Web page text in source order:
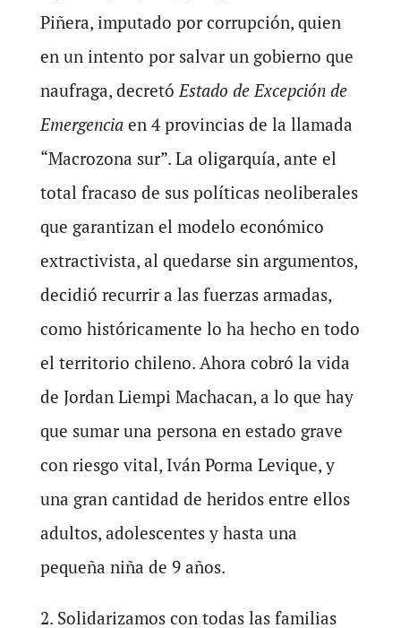
Piñera, imputado por corrupción, quien
en un intento por salvar un gobierno que
naufraga, decretóEstado de Excepción de
Emergenciaen 4 provincias de la llamada
“Macrozona sur”. La oligarquía, ante el
total fracaso de sus políticas neoliberales
que garantizan el modelo económico
extractivista, al quedarse sin argumentos,
decidió recurrir a las fuerzas armadas,
como históricamente lo ha hecho en todo
el territorio chileno. Ahora cobró la vida
de Jordan Liempi Machacan, a lo que hay
que sumar una persona en estado grave
con riesgo vital, Iván Porma Levique, y
una gran cantidad de heridos entre ellos
adultos, adolescentes y hasta una
pequeña niña de 9 años.
2. Solidarizamos con todas las familias